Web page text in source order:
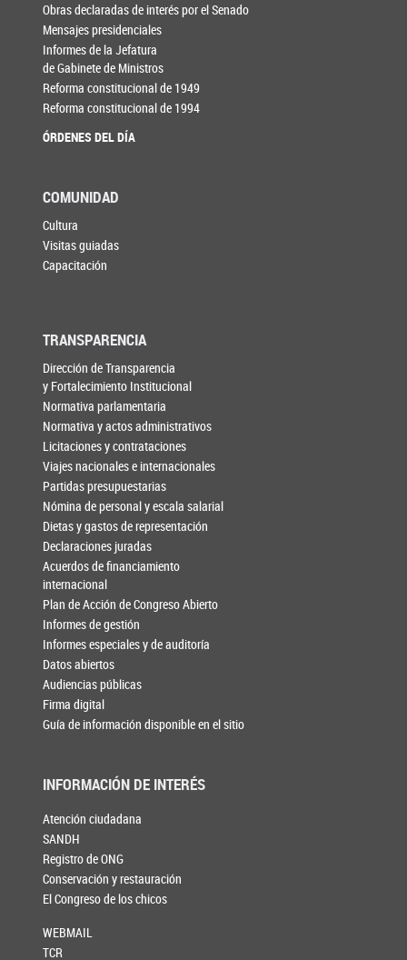
Obras declaradas de interés por el Senado
Mensajes presidenciales
Informes de la Jefatura
de Gabinete de Ministros
Reforma constitucional de 1949
Reforma constitucional de 1994
ÓRDENES DEL DÍA
COMUNIDAD
Cultura
Visitas guiadas
Capacitación
TRANSPARENCIA
Dirección de Transparencia
y Fortalecimiento Institucional
Normativa parlamentaria
Normativa y actos administrativos
Licitaciones y contrataciones
Viajes nacionales e internacionales
Partidas presupuestarias
Nómina de personal y escala salarial
Dietas y gastos de representación
Declaraciones juradas
Acuerdos de financiamiento
internacional
Plan de Acción de Congreso Abierto
Informes de gestión
Informes especiales y de auditoría
Datos abiertos
Audiencias públicas
Firma digital
Guía de información disponible en el sitio
INFORMACIÓN DE INTERÉS
Atención ciudadana
SANDH
Registro de ONG
Conservación y restauración
El Congreso de los chicos
WEBMAIL
TCR